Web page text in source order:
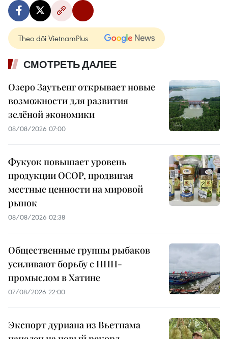
Theo dõi VietnamPlus
СМОТРЕТЬ ДАЛЕЕ
Озеро Заутьенг открывает новые
возможности для развития
зелёной экономики
08/08/2026 07:00
Фукуок повышает уровень
продукции OCOP, продвигая
местные ценности на мировой
рынок
08/08/2026 02:38
Общественные группы рыбаков
усиливают борьбу с ННН-
промыслом в Хатине
07/08/2026 22:00
Экспорт дуриана из Вьетнама